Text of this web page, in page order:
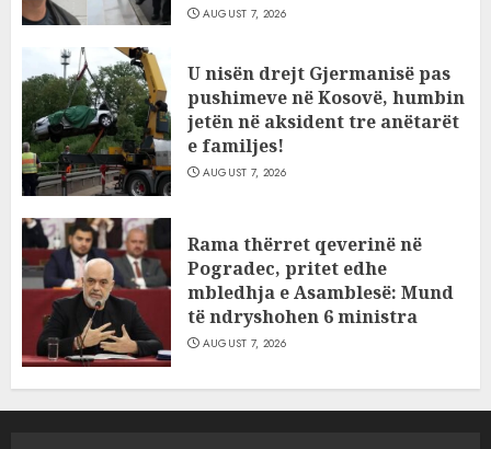
AUGUST 7, 2026
U nisën drejt Gjermanisë pas
pushimeve në Kosovë, humbin
jetën në aksident tre anëtarët
e familjes!
AUGUST 7, 2026
Rama thërret qeverinë në
Pogradec, pritet edhe
mbledhja e Asamblesë: Mund
të ndryshohen 6 ministra
AUGUST 7, 2026